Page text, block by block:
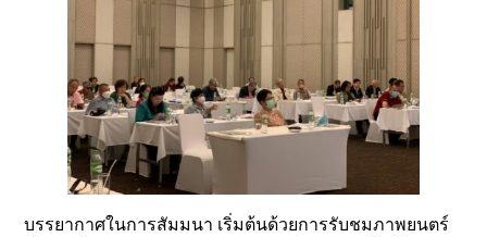
บรรยากาศในการสัมมนา เริ่มต้นด้วยการรับชมภาพยนตร์